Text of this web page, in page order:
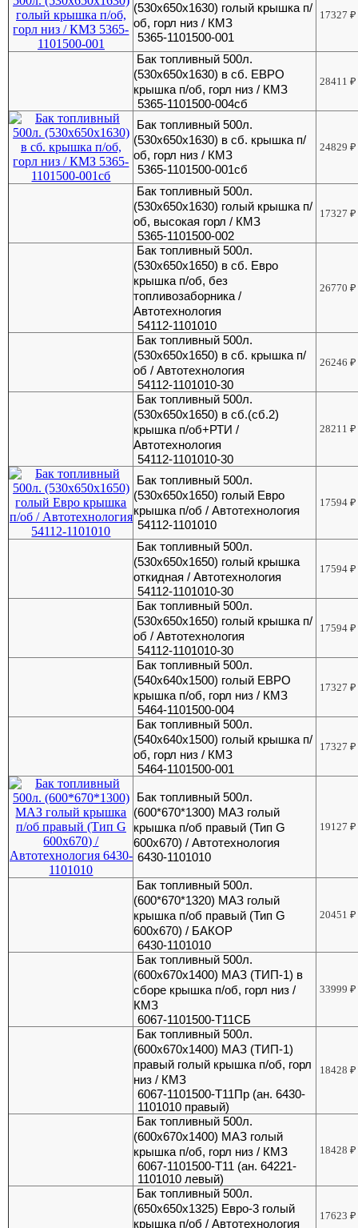
(530х650х1630) голый крышка п/
об, горл низ / КМЗ
5365-1101500-001
17327₽
Бак топливный 500л.
(530х650х1630) в сб. ЕВРО
крышка п/об, горл низ / КМЗ
5365-1101500-004сб
28411₽
Бак топливный 500л.
(530х650х1630) в сб. крышка п/
об, горл низ / КМЗ
5365-1101500-001сб
24829₽
Бак топливный 500л.
(530х650х1630) голый крышка п/
об, высокая горл / КМЗ
5365-1101500-002
17327₽
Бак топливный 500л.
(530х650х1650) в сб. Евро
крышка п/об, без
топливозаборника /
Автотехнология
54112-1101010
26770₽
Бак топливный 500л.
(530х650х1650) в сб. крышка п/
об / Автотехнология
54112-1101010-30
26246₽
Бак топливный 500л.
(530х650х1650) в сб.(сб.2)
крышка п/об+РТИ /
Автотехнология
54112-1101010-30
28211₽
Бак топливный 500л.
(530х650х1650) голый Евро
крышка п/об / Автотехнология
54112-1101010
17594₽
Бак топливный 500л.
(530х650х1650) голый крышка
откидная / Автотехнология
54112-1101010-30
17594₽
Бак топливный 500л.
(530х650х1650) голый крышка п/
об / Автотехнология
54112-1101010-30
17594₽
Бак топливный 500л.
(540х640х1500) голый ЕВРО
крышка п/об, горл низ / КМЗ
5464-1101500-004
17327₽
Бак топливный 500л.
(540х640х1500) голый крышка п/
об, горл низ / КМЗ
5464-1101500-001
17327₽
Бак топливный 500л.
(600*670*1300) МАЗ голый
крышка п/об правый (Тип G
600х670) / Автотехнология
6430-1101010
19127₽
Бак топливный 500л.
(600*670*1320) МАЗ голый
крышка п/об правый (Тип G
600х670) / БАКОР
6430-1101010
20451₽
Бак топливный 500л.
(600х670х1400) МАЗ (ТИП-1) в
сборе крышка п/об, горл низ /
КМЗ
6067-1101500-Т11СБ
33999₽
Бак топливный 500л.
(600х670х1400) МАЗ (ТИП-1)
правый голый крышка п/об, горл
низ / КМЗ
6067-1101500-Т11Пр (ан. 6430-
1101010 правый)
18428₽
Бак топливный 500л.
(600х670х1400) МАЗ голый
крышка п/об, горл низ / КМЗ
6067-1101500-Т11 (ан. 64221-
1101010 левый)
18428₽
Бак топливный 500л.
(650х650х1325) Евро-3 голый
крышка п/об / Автотехнология
17623₽